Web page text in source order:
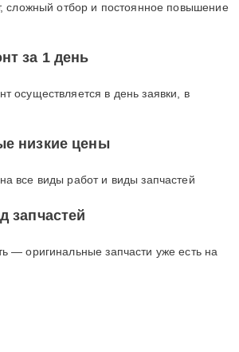
сложный отбор и постоянное повышение
за 1 день
осуществляется в день заявки, в
низкие цены
все виды работ и виды запчастей
запчастей
— оригинальные запчасти уже есть на